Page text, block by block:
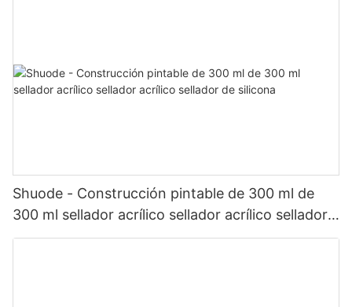
Shuode - Construcción pintable de 300 ml de
300 ml sellador acrílico sellador acrílico sellador
de silicona